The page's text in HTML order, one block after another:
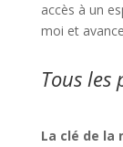
accès à un
moi et
Tous les
La clé de